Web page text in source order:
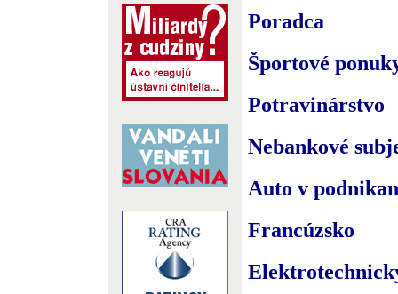
Poradca
Športové
Potravinárstvo
Nebankové
Auto v
Francúzsko